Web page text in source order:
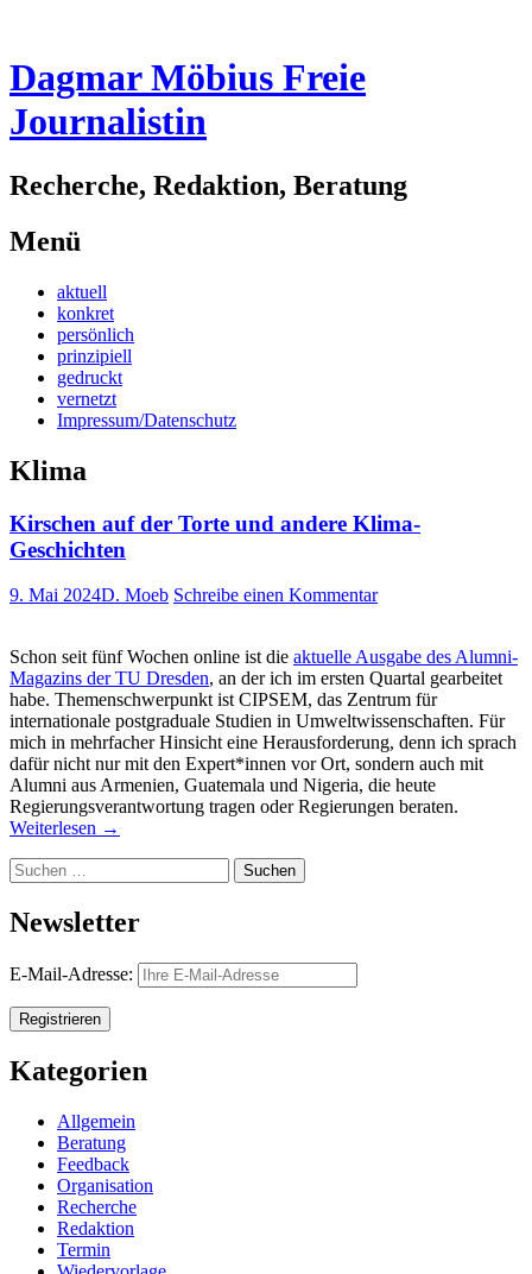
Dagmar Möbius Freie
Journalistin
Recherche, Redaktion, Beratung
Menü
Zum
Inhalt
springen
aktuell
konkret
persönlich
prinzipiell
gedruckt
vernetzt
Impressum/Datenschutz
Klima
Kirschen auf der Torte und andere Klima-
Geschichten
9. Mai 2024D. Moeb Schreibe einen Kommentar
Schon seit fünf Wochen online ist die aktuelle Ausgabe des Alumni-
Magazins der TU Dresden, an der ich im ersten Quartal gearbeitet
habe. Themenschwerpunkt ist CIPSEM, das Zentrum für
internationale postgraduale Studien in Umweltwissenschaften. Für
mich in mehrfacher Hinsicht eine Herausforderung, denn ich sprach
dafür nicht nur mit den Expert*innen vor Ort, sondern auch mit
Alumni aus Armenien, Guatemala und Nigeria, die heute
Regierungsverantwortung tragen oder Regierungen beraten.
Weiterlesen →
Suchen
nach:
Newsletter
E-Mail-Adresse:
Kategorien
Allgemein
Beratung
Feedback
Organisation
Recherche
Redaktion
Termin